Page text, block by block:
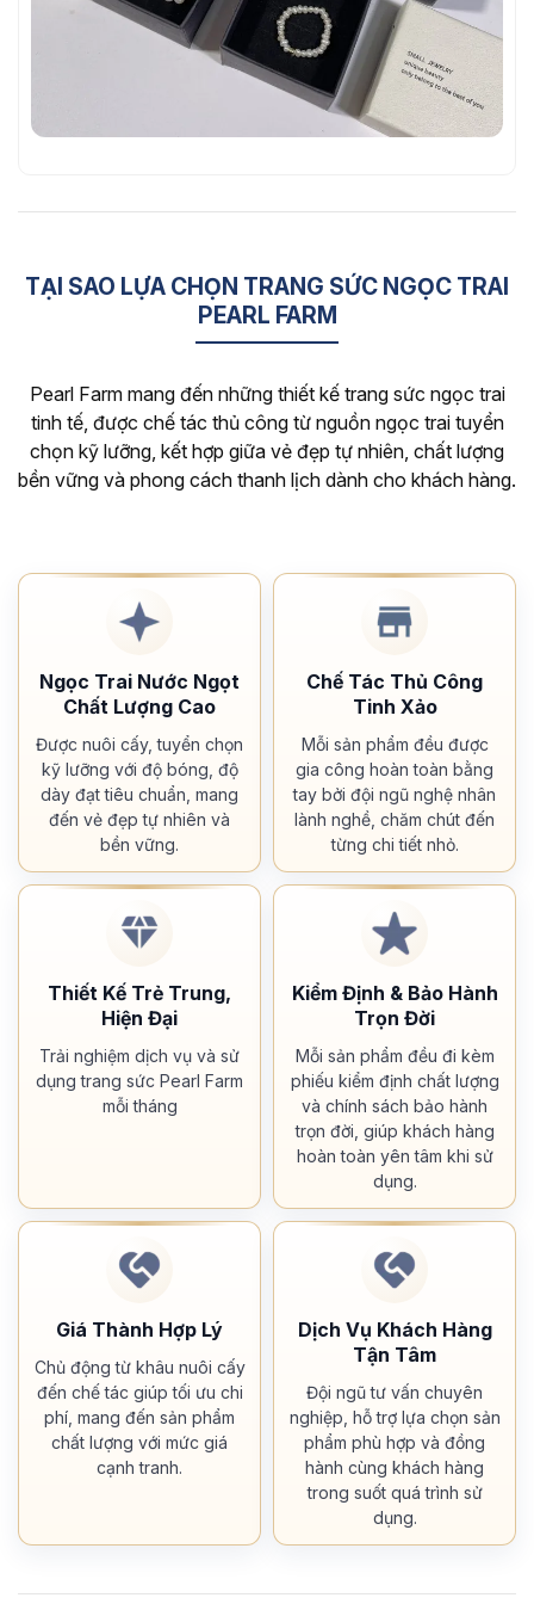
TẠI SAO LỰA CHỌN TRANG SỨC NGỌC TRAI
PEARL FARM
Pearl Farm mang đến những thiết kế trang sức ngọc trai
tinh tế, được chế tác thủ công từ nguồn ngọc trai tuyển
chọn kỹ lưỡng, kết hợp giữa vẻ đẹp tự nhiên, chất lượng
bền vững và phong cách thanh lịch dành cho khách hàng.
Ngọc Trai Nước Ngọt
Chất Lượng Cao
Được nuôi cấy, tuyển chọn
kỹ lưỡng với độ bóng, độ
dày đạt tiêu chuẩn, mang
đến vẻ đẹp tự nhiên và
bền vững.
Chế Tác Thủ Công
Tinh Xảo
Mỗi sản phẩm đều được
gia công hoàn toàn bằng
tay bởi đội ngũ nghệ nhân
lành nghề, chăm chút đến
từng chi tiết nhỏ.
Thiết Kế Trẻ Trung,
Hiện Đại
Trải nghiệm dịch vụ và sử
dụng trang sức Pearl Farm
mỗi tháng
Kiểm Định & Bảo Hành
Trọn Đời
Mỗi sản phẩm đều đi kèm
phiếu kiểm định chất lượng
và chính sách bảo hành
trọn đời, giúp khách hàng
hoàn toàn yên tâm khi sử
dụng.
Giá Thành Hợp Lý
Chủ động từ khâu nuôi cấy
đến chế tác giúp tối ưu chi
phí, mang đến sản phẩm
chất lượng với mức giá
cạnh tranh.
Dịch Vụ Khách Hàng
Tận Tâm
Đội ngũ tư vấn chuyên
nghiệp, hỗ trợ lựa chọn sản
phẩm phù hợp và đồng
hành cùng khách hàng
trong suốt quá trình sử
dụng.